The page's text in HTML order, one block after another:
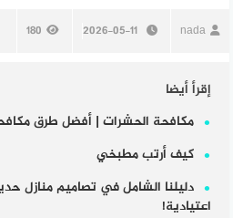
nada
2026-05-11
180
إقرأ أيضا
مكافحة الحشرات | أفضل طرق
كيف أرتب مطبخي
دليلنا الشامل في تصاميم منازل
اعتيادية!